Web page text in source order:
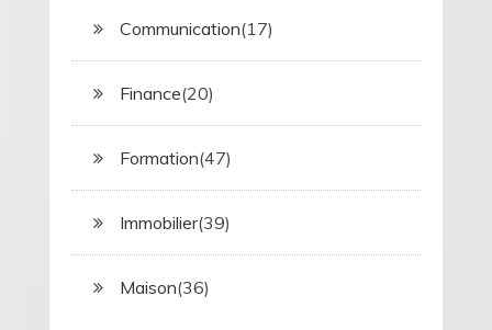
Communication(17)
Finance(20)
Formation(47)
Immobilier(39)
Maison(36)